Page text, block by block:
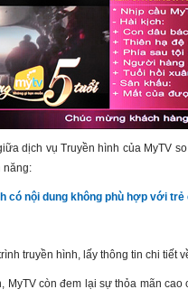
dịch vụ Truyền hình của MyTV
năng:
có nội dung không phù hợp với trẻ
truyền hình, lấy thông tin chi tiết
MyTV còn đem lại sự thỏa mãn